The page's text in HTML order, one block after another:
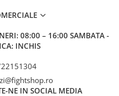
08:00 – 16:00 SAMBATA -
INCHIS
NE IN SOCIAL MEDIA